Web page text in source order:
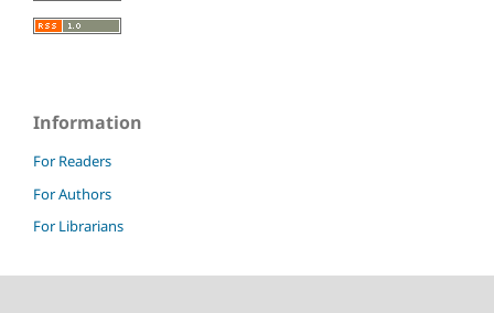
Information
For Readers
For Authors
For Librarians